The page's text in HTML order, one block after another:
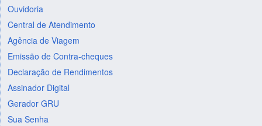
Ouvidoria
Central de Atendimento
Agência de Viagem
Emissão de Contra-cheques
Declaração de Rendimentos
Assinador Digital
Gerador GRU
Sua Senha